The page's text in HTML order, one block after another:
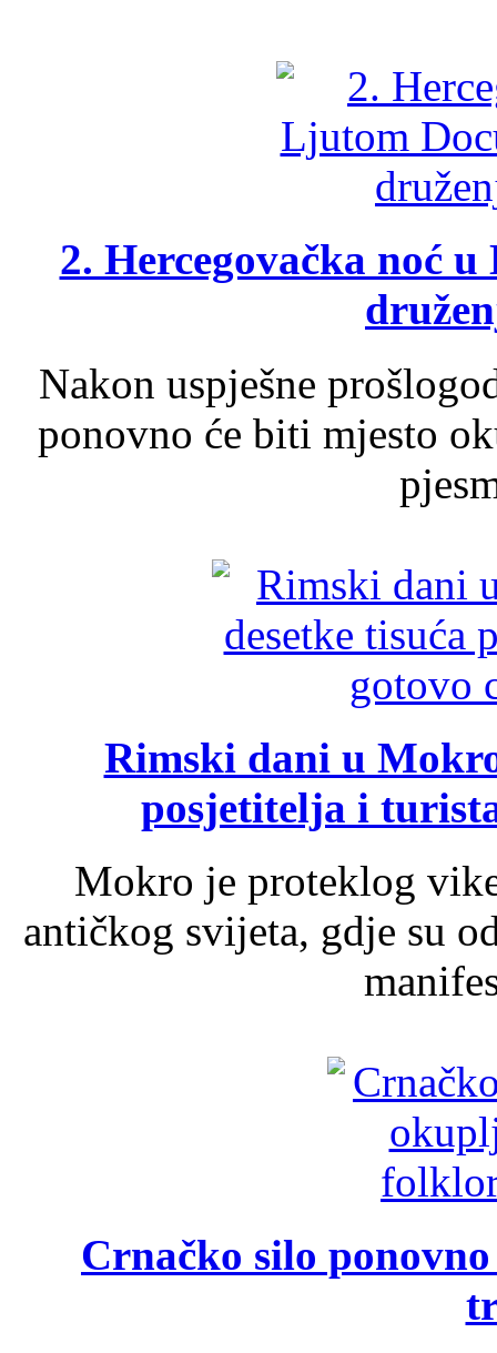
2. Hercegovačka noć
Nakon uspješne
ponovno će biti mjesto
Rimski dani u
posjetitelja i
Mokro je proteklog
antičkog svijeta, gdje su
Crnačko silo